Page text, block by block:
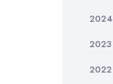
2024
2023
2022